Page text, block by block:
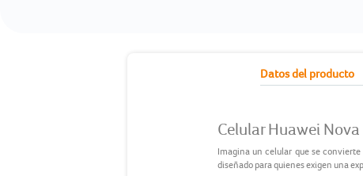
current
tab:
Datos del producto
Celular Huawei
Imagina un celular que se
diseñado para quienes exigen una